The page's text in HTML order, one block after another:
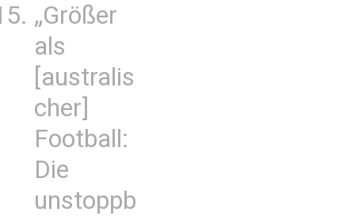
„Größer
als
[australis
cher]
Football:
Die
unstoppb